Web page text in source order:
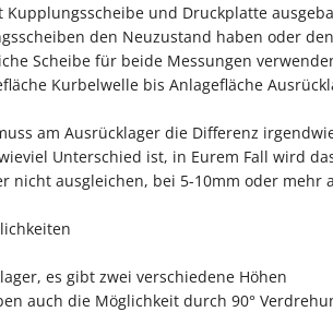
Kupplungsscheibe und Druckplatte
den Neuzustand haben oder
Scheibe für beide Messungen
Kurbelwelle bis Anlagefläche
am Ausrücklager die Differenz
Unterschied ist, in Eurem Fall wird
nicht ausgleichen, bei 5-10mm oder mehr
es gibt zwei verschiedene Höhen
auch die Möglichkeit durch 90°